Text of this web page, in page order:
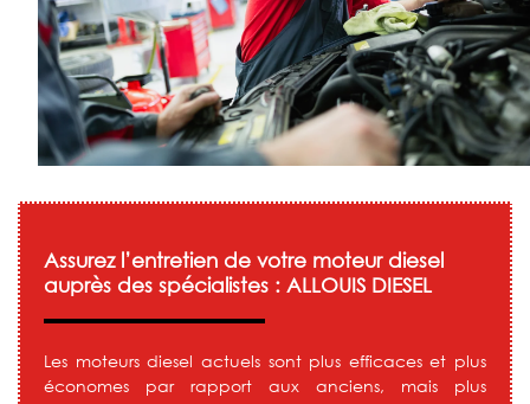
Assurez l’entretien de votre moteur diesel
auprès des spécialistes : ALLOUIS DIESEL
Les moteurs diesel actuels sont plus efficaces et plus
économes par rapport aux anciens, mais plus